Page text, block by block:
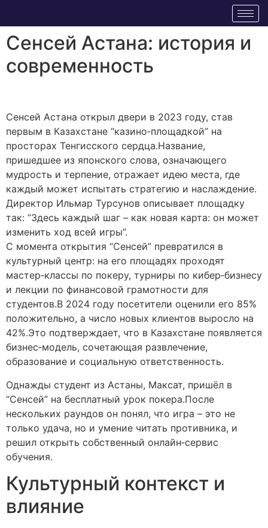
Сенсей Астана: история и
современность
Сенсей Астана открыл двери в 2023 году, став
первым в Казахстане “казино‑площадкой” на
просторах Тенгисского сердца.Название,
пришедшее из японского слова, означающего
мудрость и терпение, отражает идею места, где
каждый может испытать стратегию и наслаждение.
Директор Ильмар Турсунов описывает площадку
так: “Здесь каждый шаг – как новая карта: он может
изменить ход всей игры”.
С момента открытия “Сенсей” превратился в
культурный центр: на его площадях проходят
мастер‑классы по покеру, турниры по кибер‑бизнесу
и лекции по финансовой грамотности для
студентов.В 2024 году посетители оценили его 85%
положительно, а число новых клиентов выросло на
42%.Это подтверждает, что в Казахстане появляется
бизнес‑модель, сочетающая развлечение,
образование и социальную ответственность.
Однажды студент из Астаны, Максат, пришёл в
“Сенсей” на бесплатный урок покера.После
нескольких раундов он понял, что игра – это не
только удача, но и умение читать противника, и
решил открыть собственный онлайн‑сервис
обучения.
Культурный контекст и
влияние